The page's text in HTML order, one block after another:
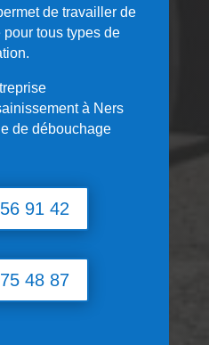
de travailler de
tous types de
à Ners
de débouchage
91 42
48 87